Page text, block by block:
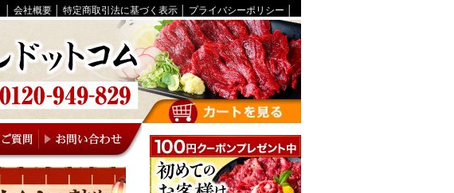
会社概要 特定商取引法に基づく表示 プライバシーポリシー